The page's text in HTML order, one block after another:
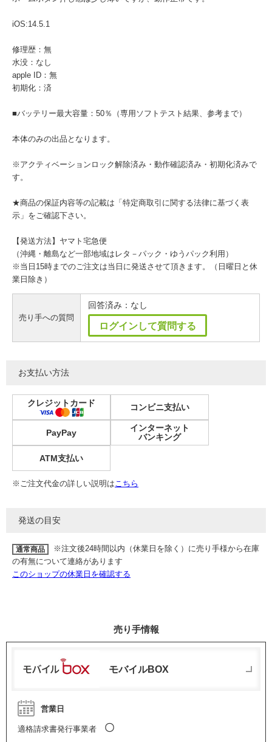
iOS:14.5.1
修理歴：無
水没：なし
apple ID：無
初期化：済
■バッテリー最大容量：50％（専用ソフトテスト結果、参考まで）
本体のみの出品となります。
※アクティベーションロック解除済み・動作確認済み・初期化済みで
す。
★商品の保証内容等の記載は「特定商取引に関する法律に基づく表
示」をご確認下さい。
【発送方法】ヤマト宅急便
（沖縄・離島など一部地域はレタ－パック・ゆうパック利用）
※当日15時までのご注文は当日に発送させて頂きます。（日曜日と休
業日除き）
売り手への質問
回答済み：なし
ログインして質問する
お支払い方法
クレジットカード コンビニ支払い
PayPay
インターネット
バンキング
ATM支払い
※ご注文代金の詳しい説明はこちら
発送の目安
通常商品
※注文後24時間以内（休業日を除く）に売り手様から在庫
の有無について連絡があります
このショップの休業日を確認する
売り手情報
モバイルBOX
営業日
適格請求書発行事業者 〇